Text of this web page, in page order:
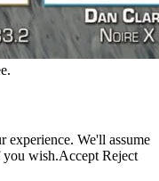
experience. We'll assume
you wish.Accept Reject